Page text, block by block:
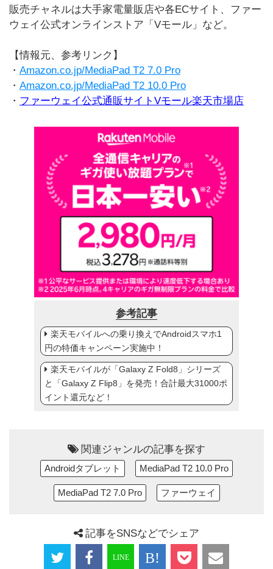
販売チャネルは大手家電量販店や各ECサイト、ファー
ウェイ公式オンラインストア「Vモール」など。
【情報元、参考リンク】
・ Amazon.co.jp/MediaPad T2 7.0 Pro
・ Amazon.co.jp/MediaPad T2 10.0 Pro
・ ファーウェイ公式通販サイトVモール楽天市場店
参考記事
楽天モバイルへの乗り換えでAndroidスマホ1
円の特価キャンペーン実施中！
楽天モバイルが「Galaxy Z Fold8」シリーズ
と「Galaxy Z Flip8」を発売！合計最大31000ポ
イント還元など！
関連ジャンルの記事を探す
Androidタブレット MediaPad T2 10.0 Pro
MediaPad T2 7.0 Pro ファーウェイ
記事をSNSなどでシェア